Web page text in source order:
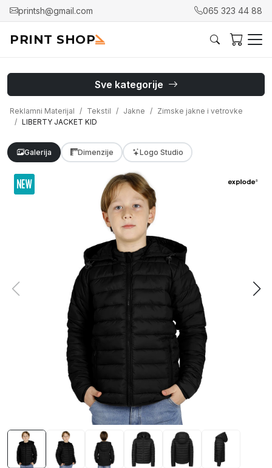
printsh@gmail.com 065 323 44 88
PRINT SHOP
Sve kategorije
Reklamni Materijal Tekstil Jakne
Zimske jakne i vetrovke
LIBERTY JACKET KID
Galerija Dimenzije Logo Studio